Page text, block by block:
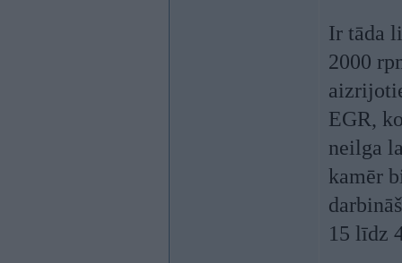
Ir tāda
2000
EGR,
neilga
kamēr
15 līdz